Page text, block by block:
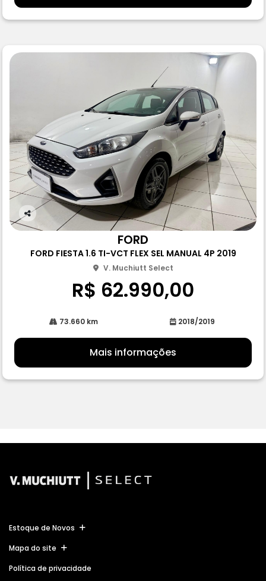
Co
rtil
FORD
FORD FIESTA 1.6 TI-VCT FLEX SEL MANUAL 4P 2019
V. Muchiutt Select
R$ 62.990,00
73.660 km 2018/2019
Mais informações
Estoque de Novos
Mapa do site
Política de privacidade